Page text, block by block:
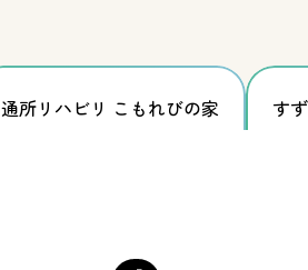
通所リハビリ こもれびの家 す